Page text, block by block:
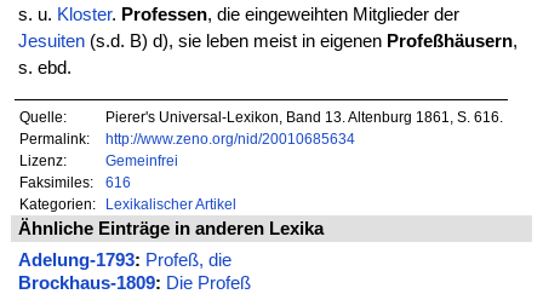
s. u. Kloster. Professen, die eingeweihten Mitglieder der
Jesuiten(s.d. B) d), sie leben meist in eigenen Profeßhäusern,
s. ebd.
Quelle:
Pierer's Universal-Lexikon, Band 13. Altenburg 1861, S. 616.
Permalink:
http://www.zeno.org/nid/20010685634
Lizenz:
Gemeinfrei
Faksimiles:
616
Kategorien:
Lexikalischer Artikel
Ähnliche Einträge in anderen Lexika
Adelung-1793: Profeß, die
Brockhaus-1809: Die Profeß